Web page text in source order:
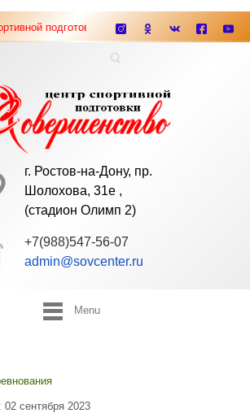
подготовки "Совершенство" ведёт
г. Ростов-на-Дону, пр.
Шолохова, 31е ,
(cтадион Олимп 2)
+7(988)547-56-07
admin@sovcenter.ru
Menu
02 сентября 2023